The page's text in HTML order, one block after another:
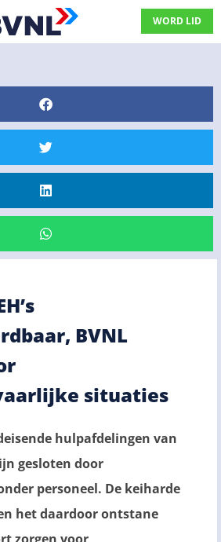
WORD LID
BVNL
situaties
hulpafdelingen van
gesloten door
personeel. De keiharde
het daardoor ontstane
zorgen voor